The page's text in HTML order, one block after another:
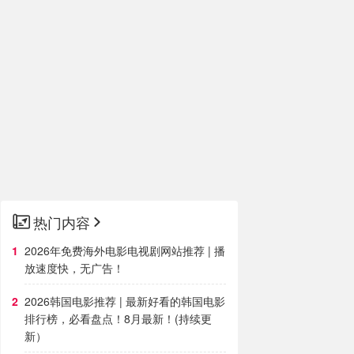
热门内容
2026年免费海外电影电视剧网站推荐 | 播
放速度快，无广告！
2026韩国电影推荐 | 最新好看的韩国电影
排行榜，必看盘点！8月最新！(持续更
新）